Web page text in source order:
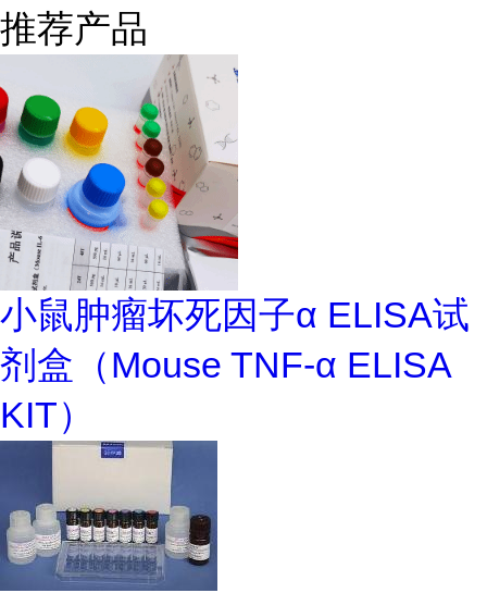
推荐产品
小鼠肿瘤坏死因子α ELISA试
剂盒（Mouse TNF-α ELISA
KIT）